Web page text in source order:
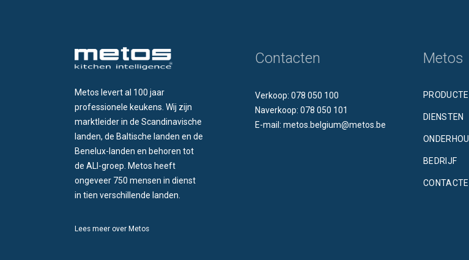
Metos levert al 100 jaar
professionele keukens. Wij zijn
marktleider in de Scandinavische
landen, de Baltische landen en de
Benelux-landen en behoren tot
de ALI-groep. Metos heeft
ongeveer 750 mensen in dienst
in tien verschillende landen.
Lees meer over Metos
Contacten
Verkoop: 078 050 100
Naverkoop: 078 050 101
E-mail: metos.belgium@metos.be
Metos
DIENSTEN
BEDRIJF